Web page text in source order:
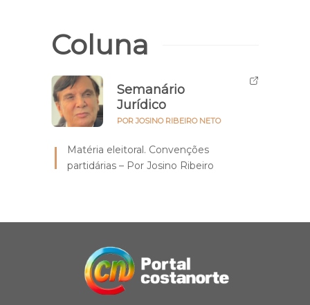
Coluna
Semanário
Jurídico
POR JOSINO RIBEIRO NETO
Matéria eleitoral. Convenções
partidárias – Por Josino Ribeiro